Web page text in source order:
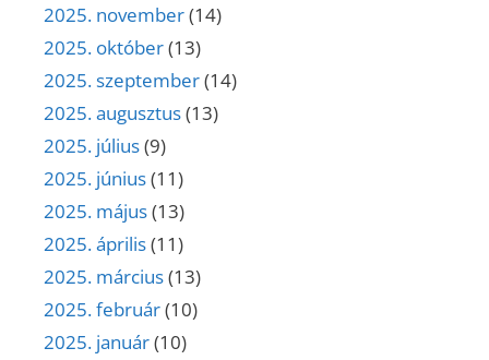
2025. november(14)
2025. október(13)
2025. szeptember(14)
2025. augusztus(13)
2025. július(9)
2025. június(11)
2025. május(13)
2025. április(11)
2025. március(13)
2025. február(10)
2025. január(10)